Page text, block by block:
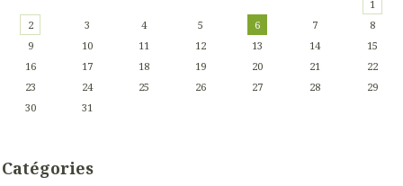
1
2
3 4 5 6 7
8
9
10 11 12 13 14
15
16
17 18 19 20 21
22
23
24 25 26 27 28
29
30
31
Catégories